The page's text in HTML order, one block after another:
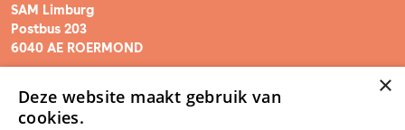
SAM Limburg
Postbus 203
6040 AE ROERMOND
steunpunt@sam-limburg.nl
0475-399281
×
Deze website maakt gebruik van
cookies.